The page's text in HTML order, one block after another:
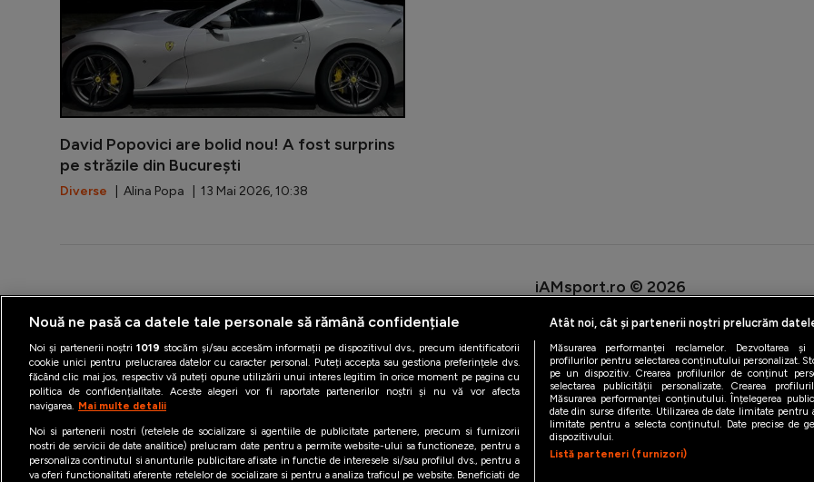
David Popovici are bolid nou! A fost surprins
pe străzile din București
Diverse | Alina Popa | 13 Mai 2026, 10:38
iAMsport.ro © 2026
Termeni şi condiţii Politica de confidentialitate Politica de utilizare Cookies Cine suntem
Nouă ne pasă ca datele tale personale să rămână confidențiale
Noi și partenerii noștri1019 stocăm și/sau accesăm informații pe dispozitivul dvs., precum identificatorii
cookie unici pentru prelucrarea datelor cu caracter personal. Puteți accepta sau gestiona preferințele dvs.
făcând clic mai jos, respectiv vă puteți opune utilizării unui interes legitim în orice moment pe pagina cu
politica de confidențialitate. Aceste alegeri vor fi raportate partenerilor noștri și nu vă vor afecta
navigarea. Mai multe detalii
Noi si partenerii nostri (retelele de socializare si agentiile de publicitate partenere, precum si furnizorii
nostri de servicii de date analitice) prelucram date pentru a permite website-ului sa functioneze, pentru a
personaliza continutul si anunturile publicitare afisate in functie de interesele si/sau profilul dvs., pentru a
va oferi functionalitati aferente retelelor de socializare si pentru a analiza traficul pe website. Beneficiati de
Atât noi, cât și partenerii noștri prelucrăm
Măsurarea performanței reclamelor. Dezvoltarea
profilurilor pentru selectarea conținutului personalizat.
pe un dispozitiv. Crearea profilurilor de conținut
selectarea publicității personalizate. Crearea
Măsurarea performanței conținutului. Înțelegerea
date din surse diferite. Utilizarea de date limitate pentru
limitate pentru a selecta conținutul. Date precise de
dispozitivului.
Listă parteneri (furnizori)